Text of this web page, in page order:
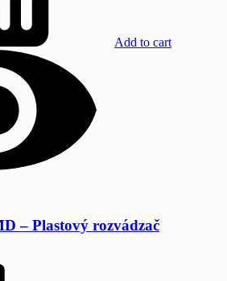
Add to cart
– Plastový rozvádzač